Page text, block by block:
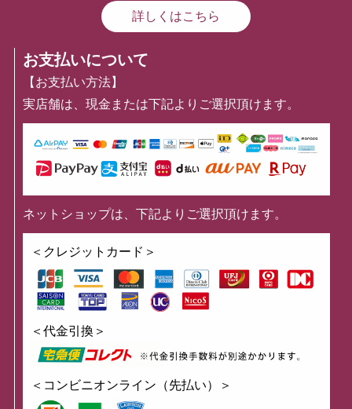
詳しくはこちら
お支払いについて
【お支払い方法】
実店舗は、現金または下記よりご選択頂けます。
ネットショップは、下記よりご選択頂けます。
＜クレジットカード＞
＜代金引換＞
＜コンビニオンライン（先払い）＞